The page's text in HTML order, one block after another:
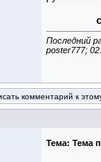
Последний
poster777;
комментарий к
Тема: Тема